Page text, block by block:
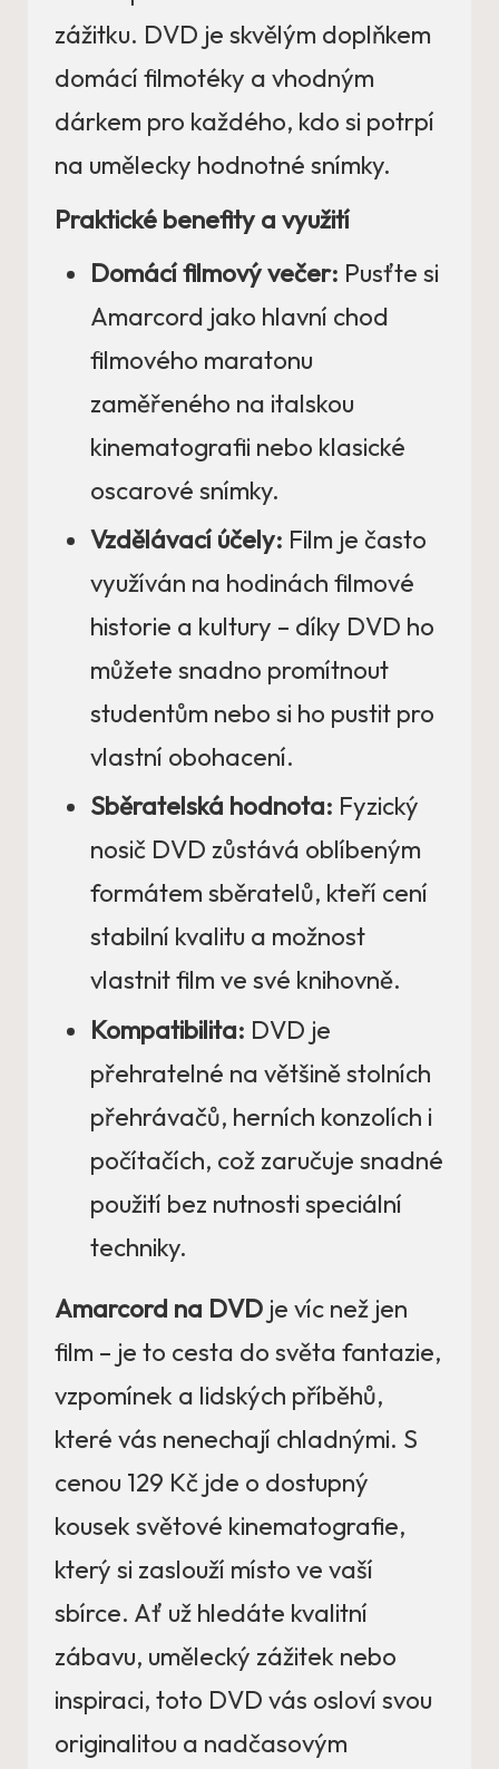
zážitku. DVD je skvělým doplňkem
domácí filmotéky a vhodným
dárkem pro každého, kdo si potrpí
na umělecky hodnotné snímky.
Praktické benefity a využití
Domácí filmový večer: Pusťte si
Amarcord jako hlavní chod
filmového maratonu
zaměřeného na italskou
kinematografii nebo klasické
oscarové snímky.
Vzdělávací účely: Film je často
využíván na hodinách filmové
historie a kultury – díky DVD ho
můžete snadno promítnout
studentům nebo si ho pustit pro
vlastní obohacení.
Sběratelská hodnota: Fyzický
nosič DVD zůstává oblíbeným
formátem sběratelů, kteří cení
stabilní kvalitu a možnost
vlastnit film ve své knihovně.
Kompatibilita: DVD je
přehratelné na většině stolních
přehrávačů, herních konzolích i
počítačích, což zaručuje snadné
použití bez nutnosti speciální
techniky.
Amarcord na DVD je víc než jen
film – je to cesta do světa fantazie,
vzpomínek a lidských příběhů,
které vás nenechají chladnými. S
cenou 129 Kč jde o dostupný
kousek světové kinematografie,
který si zaslouží místo ve vaší
sbírce. Ať už hledáte kvalitní
zábavu, umělecký zážitek nebo
inspiraci, toto DVD vás osloví svou
originalitou a nadčasovým